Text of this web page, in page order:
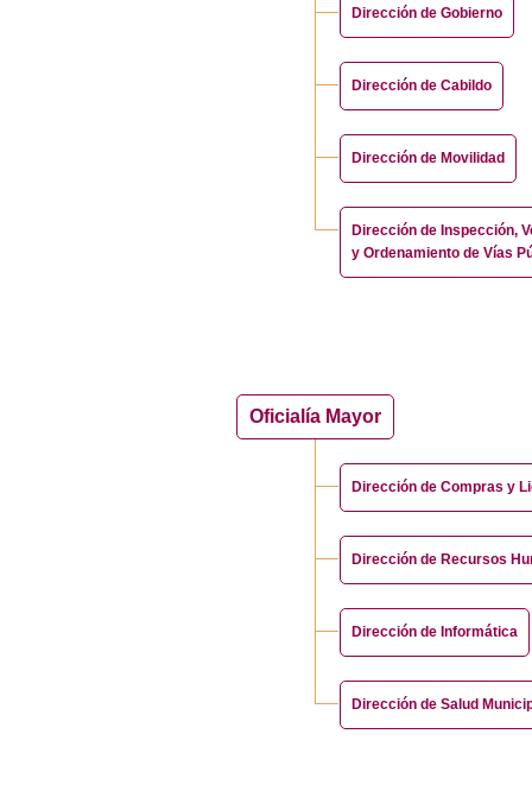
Dirección de Gobierno
Dirección de Cabildo
Dirección de Movilidad
Dirección de Inspección,
y Ordenamiento de Vías
Oficialía Mayor
Dirección de Compras y
Dirección de Recursos
Dirección de Informática
Dirección de Salud